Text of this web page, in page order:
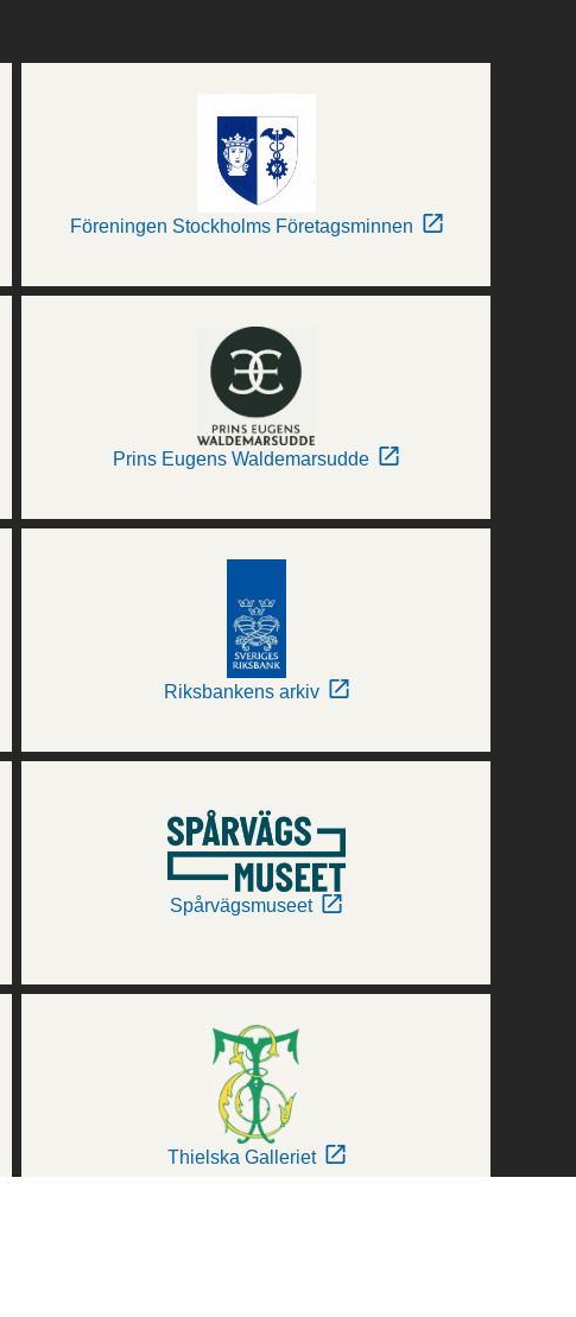
Föreningen Stockholms Företagsminnen
Prins Eugens Waldemarsudde
Riksbankens arkiv
Spårvägsmuseet
Thielska Galleriet